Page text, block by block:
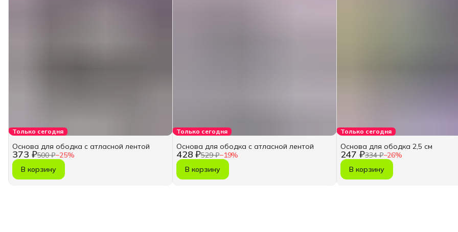
Только сегодня
373 ₽500 ₽−25%
Основа для ободка с атласной лентой
В корзину
Только сегодня
428 ₽529 ₽−19%
Основа для ободка с атласной лентой
В корзину
Только сегодня
247 ₽334 ₽−26%
Основа для ободка 2,5 см
В корзину